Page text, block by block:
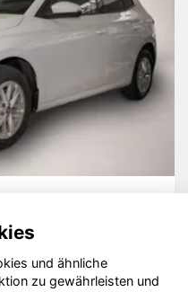
und ähnliche
zu gewährleisten und